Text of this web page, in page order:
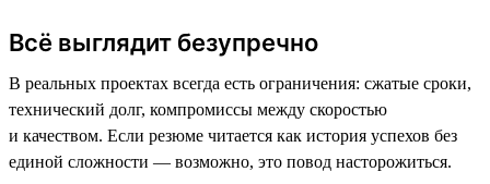
Всё выглядит безупречно
В реальных проектах всегда есть ограничения: сжатые сроки,
технический долг, компромиссы между скоростью
и качеством. Если резюме читается как история успехов без
единой сложности — возможно, это повод насторожиться.